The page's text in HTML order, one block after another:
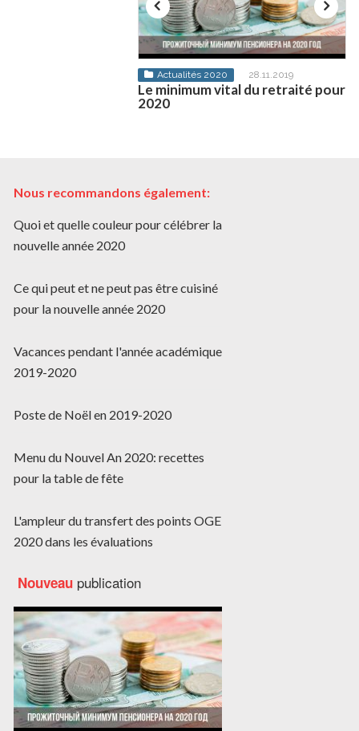
Actualités 2020 28.11.2019
Le minimum vital du retraité pour
2020
Nous recommandons également:
Quoi et quelle couleur pour célébrer la
nouvelle année 2020
Ce qui peut et ne peut pas être cuisiné
pour la nouvelle année 2020
Vacances pendant l'année académique
2019-2020
Poste de Noël en 2019-2020
Menu du Nouvel An 2020: recettes
pour la table de fête
L'ampleur du transfert des points OGE
2020 dans les évaluations
Nouveau publication